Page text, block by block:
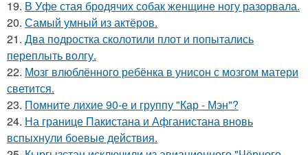
19. В Уфе стая бродячих собак женщине ногу разорвала.
20. Самый умный из актёров.
21. Два подростка сколотили плот и попытались
переплыть волгу.
22. Мозг влюблённого ребёнка в унисон с мозгом матери
светится.
23. Помните лихие 90-е и группу "Кар - Мэн"?
24. На границе Пакистана и Афганистана вновь
вспыхнули боевые действия.